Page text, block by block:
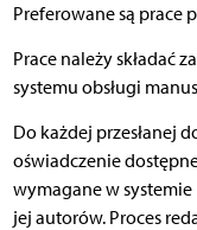
Preferowane są prace
Prace należy składać
systemu obsługi
Do każdej przesłanej
oświadczenie
wymagane w systemie
jej autorów. Proces